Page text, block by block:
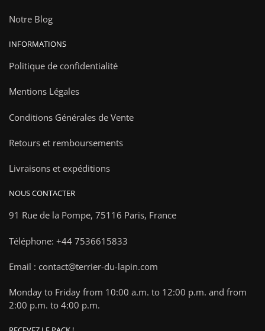
Notre Blog
INFORMATIONS
Politique de confidentialité
Mentions Légales
Conditions Générales de Vente
Retours et remboursements
Livraisons et expéditions
NOUS CONTACTER
91 Rue de la Pompe, 75116 Paris, France
Téléphone: +44 7536615833
Email : contact@terrier-du-lapin.com
Monday to Friday from 10:00 a.m. to 12:00 p.m. and from
2:00 p.m. to 4:00 p.m.